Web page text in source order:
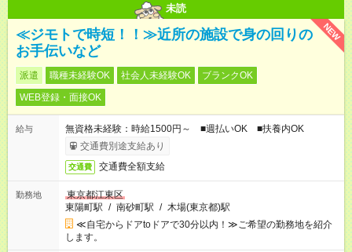
未読
NEW
≪ジモトで時短！！≫近所の施設で身の回りの
お手伝いなど
派遣 職種未経験OK 社会人未経験OK
ブランクOK
WEB登録・面接OK
給与
無資格未経験：時給1500円～ ■週払いOK ■扶養内OK
交通費別途支給あり
交通費 交通費全額支給
勤務地
東京都江東区
東陽町駅 / 南砂町駅 / 木場(東京都)駅
≪自宅からドアtoドアで30分以内！≫ご希望の勤務地を紹介
します。